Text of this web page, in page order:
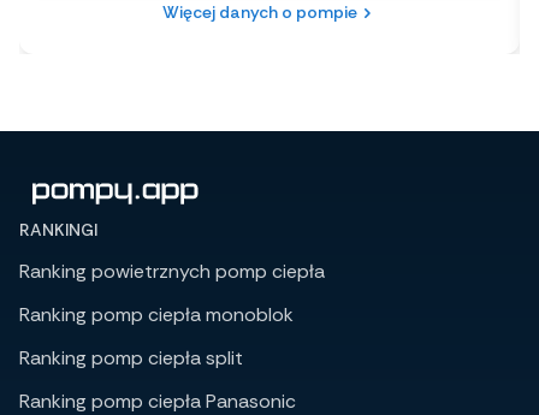
Więcej danych o pompie
RANKINGI
Ranking powietrznych pomp ciepła
Ranking pomp ciepła monoblok
Ranking pomp ciepła split
Ranking pomp ciepła Panasonic